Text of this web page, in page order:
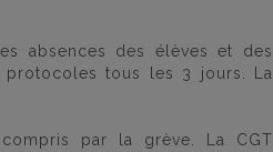
absences des élèves et des
tous les 3 jours. La
par la grève. La CGT